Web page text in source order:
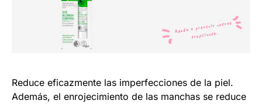
Reduce eficazmente las imperfecciones de la piel.
Además, el enrojecimiento de las manchas se reduce